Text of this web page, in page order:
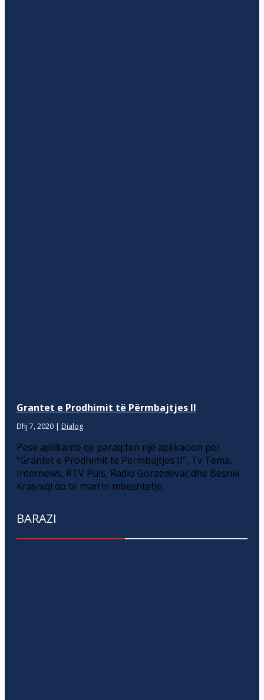
Grantet e Prodhimit të Përmbajtjes II
Dhj 7, 2020 | Dialog
Pesë aplikantë që paraqitën një aplikacion për
“Grantet e Prodhimit të Përmbajtjes II”, Tv Tema,
Internews, RTV Puls, Radio Gorazdevac dhe Besnik
Krasniqi do të marrin mbështetje.
BARAZI